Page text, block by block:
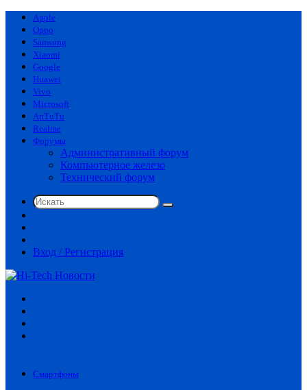
Apple
Oppo
Samsung
Xiaomi
Google
Huawei
Vivo
Microsoft
AnTuTu
Realme
Форумы
Административный форум
Компьютерное железо
Технический форум
Искать
статья
Вход / Регистрация
Смартфоны